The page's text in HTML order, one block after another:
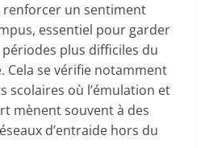
renforcer un sentiment
essentiel pour garder
plus difficiles du
Cela se vérifie notamment
scolaires où l’émulation et
mènent souvent à des
d’entraide hors du